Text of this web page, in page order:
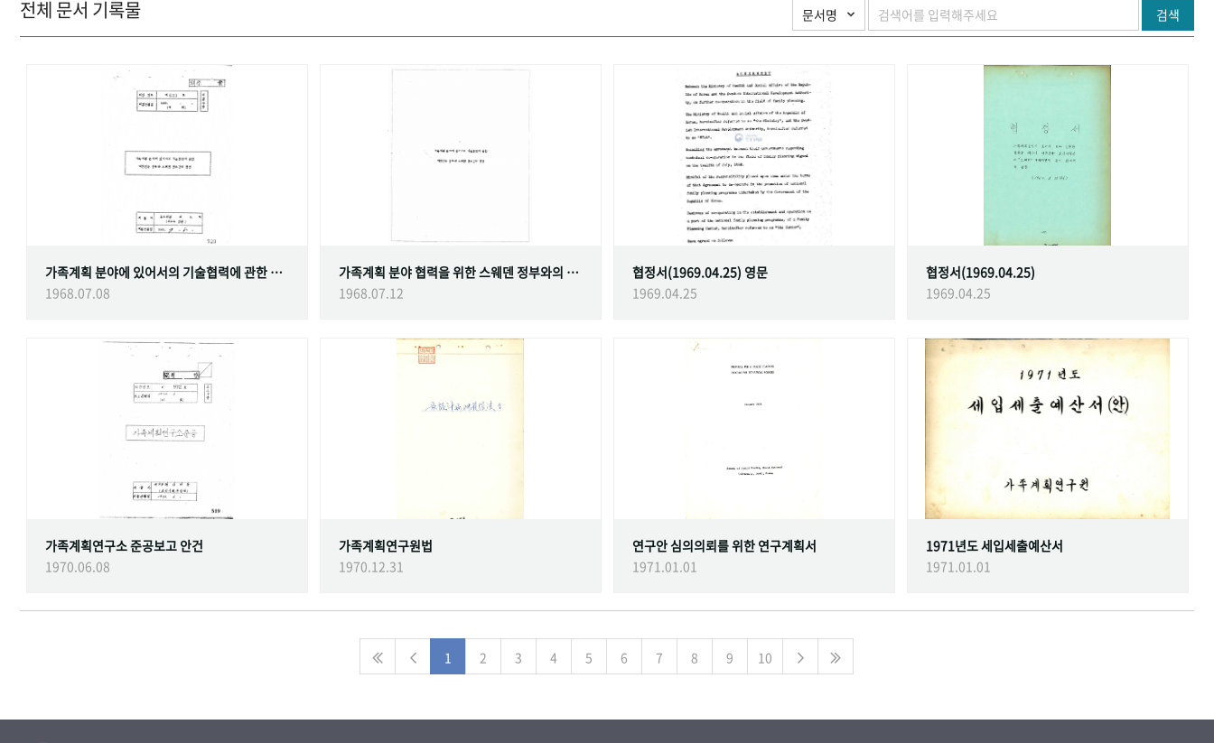
전체 문서 기록물 검색
가족계획 분야에 있어서의 기술협력에 관한 대한민국정부와 스웨덴 정부간의 협정
1968.07.08
가족계획 분야 협력을 위한 스웨덴 정부와의 협정
1968.07.12
협정서(1969.04.25) 영문
1969.04.25
협정서(1969.04.25)
1969.04.25
가족계획연구소 준공보고 안건
1970.06.08
가족계획연구원법
1970.12.31
연구안 심의의뢰를 위한 연구계획서
1971.01.01
1971년도 세입세출예산서
1971.01.01
1 2 3 4 5 6 7 8 9 10